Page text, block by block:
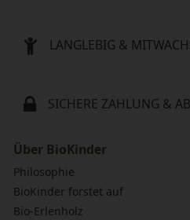
LANGLEBIG &
SICHERE ZAHLUNG &
Über BioKinder
Philosophie
BioKinder forstet auf
Bio-Erlenholz